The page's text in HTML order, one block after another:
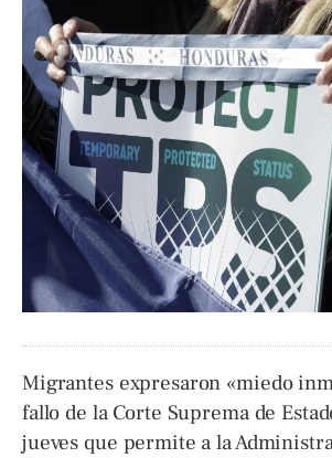
Migrantes expresaron «miedo
fallo de la Corte Suprema de
jueves que permite a la